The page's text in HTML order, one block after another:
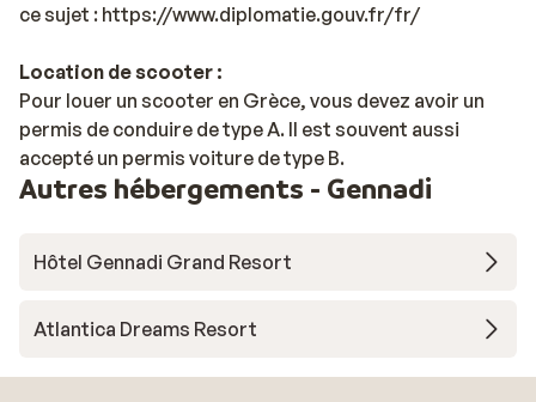
ce sujet : https://www.diplomatie.gouv.fr/fr/
Location de scooter :
Pour louer un scooter en Grèce, vous devez avoir un
permis de conduire de type A. Il est souvent aussi
accepté un permis voiture de type B.
Autres hébergements - Gennadi
Hôtel Gennadi Grand Resort
Atlantica Dreams Resort